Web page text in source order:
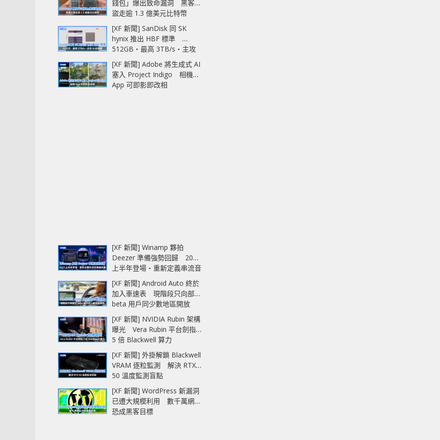
錢包」爆出致命漏洞 黑客已
盜走逾 1.3 億美元比特幣
[XF 新聞] SanDisk 同 SK
hynix 推出 HBF 標準
512GB‧最高 3TB/s‧主攻
AI 記憶體
[XF 新聞] Adobe 將生成式 AI
塞入 Project Indigo 相機
App 可即影即改相
[XF 新聞] Winamp 夥拍
Deezer 準備強勢回歸 2027
上半年登場‧重新定義串流音
樂播放器
[XF 新聞] Android Auto 終於
加入車速表 現階段只向部分
beta 用戶同少數地區開放
[XF 新聞] NVIDIA Rubin 架構
曝光 Vera Rubin 平台劍指
5 倍 Blackwell 算力
[XF 新聞] 外掛解鎖 Blackwell
VRAM 逐粒監測 解決 RTX
50 溫度監測盲點
[XF 新聞] WordPress 新漏洞
已遭大規模利用 數千萬網站
恐成黑客目標